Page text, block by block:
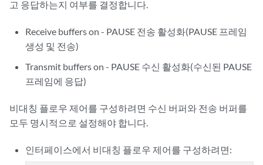
고 응답하는지 여부를 결정합니다.
Receive buffers on - PAUSE 전송 활성화(PAUSE 프레임
생성 및 전송)
Transmit buffers on - PAUSE 수신 활성화(수신된 PAUSE
프레임에 응답)
비대칭 플로우 제어를 구성하려면 수신 버퍼와 전송 버퍼를
모두 명시적으로 설정해야 합니다.
인터페이스에서 비대칭 플로우 제어를 구성하려면: